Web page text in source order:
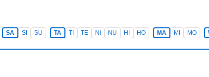
SA SI SU TA TI TE NI NU HI HO MA MI MO